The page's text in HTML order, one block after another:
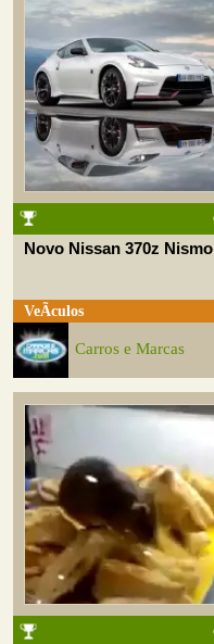
Novo Nissan 370z Nismo
VeÃ­culos
Carros e Marcas